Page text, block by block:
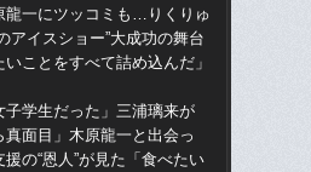
龍一にツッコミも…りくりゅ
アイスショー”大成功の舞台
ことをすべて詰め込んだ」
子学生だった」三浦璃来が
真面目」木原龍一と出会っ
の“恩人”が見た「食べたい